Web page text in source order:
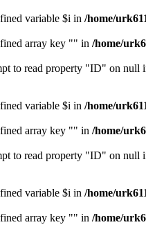
variable $i in /home/
array key "" in /home/
to read property "ID" on null
variable $i in /home/
array key "" in /home/
to read property "ID" on null
variable $i in /home/
array key "" in /home/